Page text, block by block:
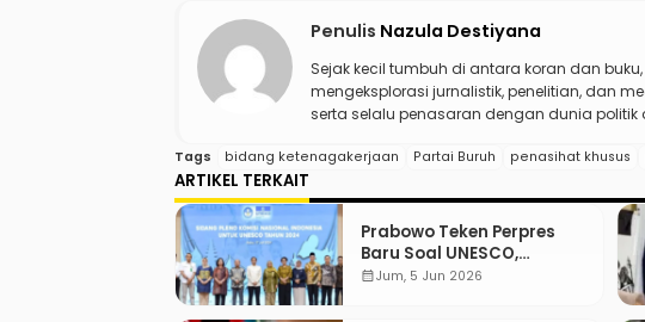
Penulis Nazula Destiyana
Sejak kecil tumbuh di antara koran dan
mengeksplorasi jurnalistik, penelitian, dan
serta selalu penasaran dengan dunia politik
Tags bidang ketenagakerjaan Partai Buruh penasihat khusus
ARTIKEL TERKAIT
Prabowo Teken Perpres
Baru Soal UNESCO,
Tentang Apa?
calendar_monthJum, 5 Jun 2026